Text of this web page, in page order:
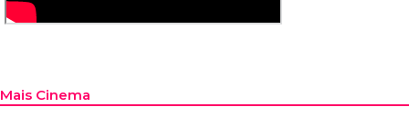
Mais Cinema